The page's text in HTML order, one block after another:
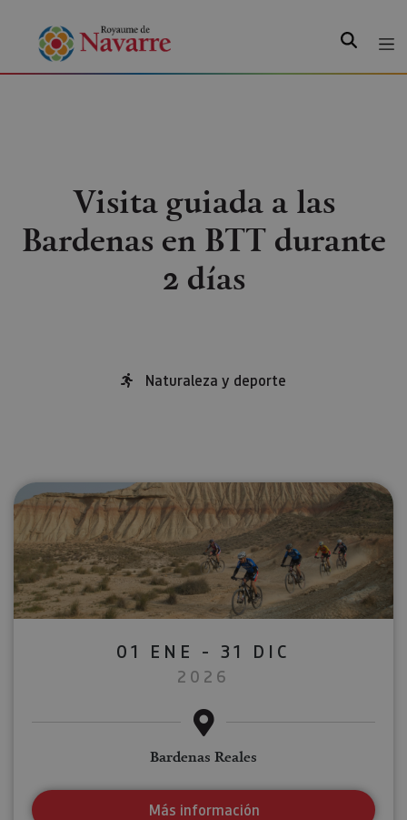
Visita guiada a las
Bardenas en BTT durante
2 días
Naturaleza y deporte
01 ENE - 31 DIC
2026
Bardenas Reales
Más información